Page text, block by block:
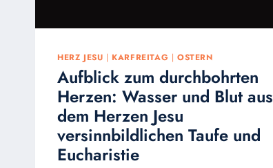
HERZ JESU | KARFREITAG | OSTERN
Aufblick zum durchbohrten
Herzen: Wasser und Blut aus
dem Herzen Jesu
versinnbildlichen Taufe und
Eucharistie